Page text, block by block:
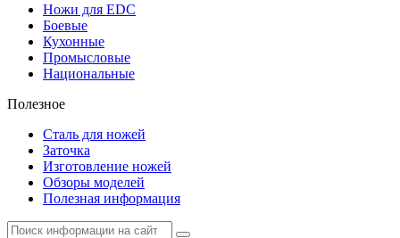
Ножи для EDC
Боевые
Кухонные
Промысловые
Национальные
Полезное
Сталь для ножей
Заточка
Изготовление ножей
Обзоры моделей
Полезная информация